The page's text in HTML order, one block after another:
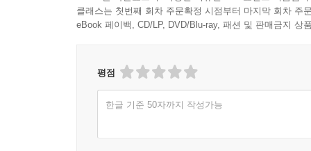
클래스는 첫번째 회차 주문확정 시점부터 마지막 회차 주
eBook 페이백, CD/LP, DVD/Blu-ray, 패션 및 판매금지 상
평점
한글 기준 50자까지 작성가능